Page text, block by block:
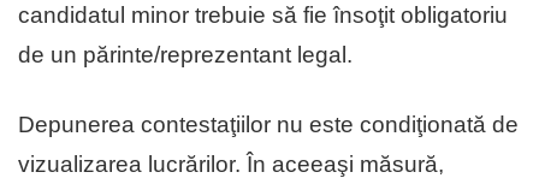
candidatul minor trebuie să fie însoţit obligatoriu
de un părinte/reprezentant legal.
Depunerea contestaţiilor nu este condiţionată de
vizualizarea lucrărilor. În aceeaşi măsură,